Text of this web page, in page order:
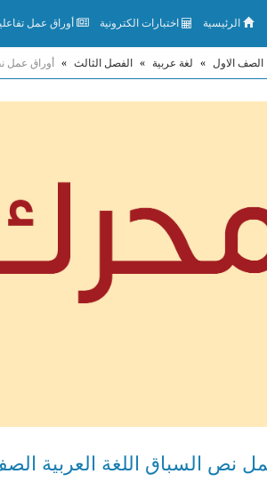
الرئيسية اختبارات الكترونية أوراق عمل
الصف الاول » لغة عربية » الفصل الثالث » أوراق عمل
نص السباق اللغة العربية